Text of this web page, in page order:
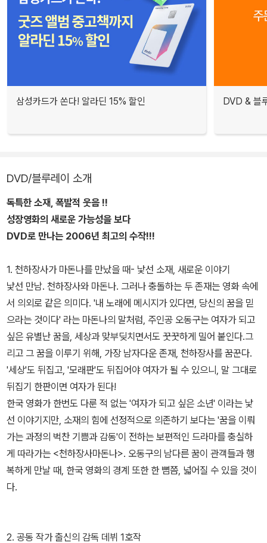
삼성카드가 쏜다! 알라딘 15% 할인 DVD & 블
DVD/블루레이 소개
독특한 소재, 폭발적 웃음 !!
성장영화의 새로운 가능성을 보다
DVD로 만나는 2006년 최고의 수작!!!
1. 천하장사가 마돈나를 만났을 때- 낯선 소재, 새로운 이야기
낯선 만남. 천하장사와 마돈나. 그러나 충돌하는 두 존재는 영화 속에
서 의외로 같은 의미다. '내 노래에 메시지가 있다면, 당신의 꿈을 믿
으라는 것이다' 라는 마돈나의 말처럼, 주인공 오동구는 여자가 되고
싶은 유별난 꿈을, 세상과 맞부딪치면서도 꿋꿋하게 밀어 붙인다.그
리고 그 꿈을 이루기 위해, 가장 남자다운 존재, 천하장사를 꿈꾼다.
'세상'도 뒤집고, '모래판'도 뒤집어야 여자가 될 수 있으니, 말 그대로
뒤집기 한판이면 여자가 된다!
한국 영화가 한번도 다룬 적 없는 '여자가 되고 싶은 소년' 이라는 낯
선 이야기지만, 소재의 힘에 선정적으로 의존하기 보다는 '꿈을 이뤄
가는 과정의 벅찬 기쁨과 감동'이 전하는 보편적인 드라마를 충실하
게 따라가는 <천하장사마돈나>. 오동구의 남다른 꿈이 관객들과 행
복하게 만날 때, 한국 영화의 경계 또한 한 뼘쯤, 넓어질 수 있을 것이
다.
2. 공동 작가 출신의 감독 데뷔 1호작